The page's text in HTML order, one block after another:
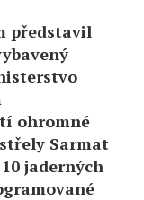
představil
ohromné
Sarmat
jaderných